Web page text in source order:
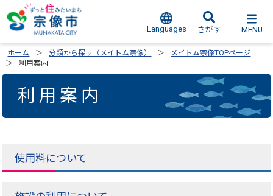
Languages さがす MENU
ホーム 分類から探す（メイトム宗像）
メイトム宗像TOPページ
利用案内
利用案内
使用料について